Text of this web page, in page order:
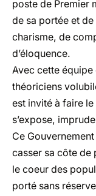
poste de Premier
de sa portée et
charisme, de
d’éloquence.
Avec cette
théoriciens
est invité à faire le
s’expose,
Ce
casser sa côte de
le coeur des
porté sans